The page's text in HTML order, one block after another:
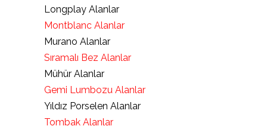
Longplay Alanlar
Montblanc Alanlar
Murano Alanlar
Sıramalı Bez Alanlar
Mühür Alanlar
Gemi Lumbozu Alanlar
Yıldız Porselen Alanlar
Tombak Alanlar